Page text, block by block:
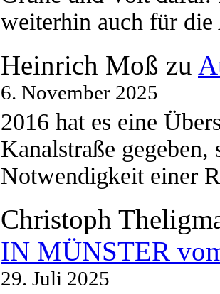
weiterhin auch für
Heinrich Moß zu
6. November 2025
2016 hat es eine
Kanalstraße
Notwendigkeit einer
Christoph
IN MÜNSTER
29. Juli 2025